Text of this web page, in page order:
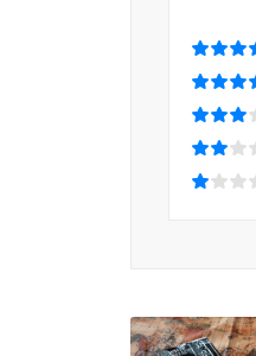
대학을 다니
애플 스토어
노트북을 직
자가 수리를
수명이 다한
공급하는 용
자전거 도로를